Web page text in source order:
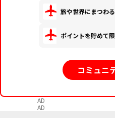
旅や世界にまつわ
ポイントを貯めて
コミュニ
AD
AD